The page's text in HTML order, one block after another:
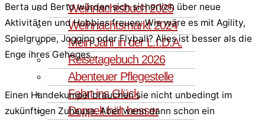
Weihnachtsbuch 2025
Weihnachtsmarkt 2024
Mein Jahr in der L.I.D.A.
Reisetagebuch 2026
Abenteuer Pflegestelle
Fahrt ins Glück
Doppelt hält besser
Berta und Berto würden sich sicherlich über neue
Aktivitäten und Hobbies freuen: Wie wäre es mit Agility,
Spielgruppe, Jogging oder Flyball? Alles ist besser als die
Enge ihres Geheges…
Einen Hundekumpel brauchen sie nicht unbedingt im
zukünftigen Zuhause. Aber wenn dann schon ein